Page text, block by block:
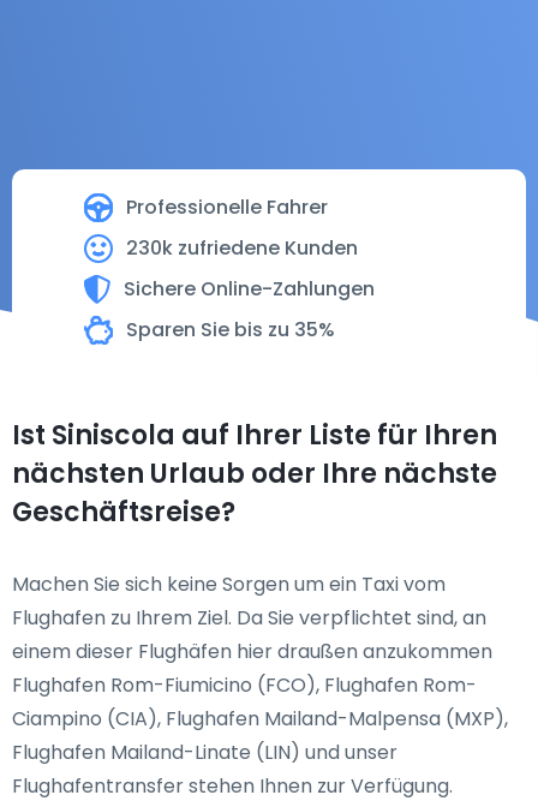
Professionelle Fahrer
230k zufriedene Kunden
Sichere Online-Zahlungen
Sparen Sie bis zu 35%
Ist Siniscola auf Ihrer Liste für Ihren
nächsten Urlaub oder Ihre nächste
Geschäftsreise?
Machen Sie sich keine Sorgen um ein Taxi vom
Flughafen zu Ihrem Ziel. Da Sie verpflichtet sind, an
einem dieser Flughäfen hier draußen anzukommen
Flughafen Rom-Fiumicino (FCO), Flughafen Rom-
Ciampino (CIA), Flughafen Mailand-Malpensa (MXP),
Flughafen Mailand-Linate (LIN) und unser
Flughafentransfer stehen Ihnen zur Verfügung.